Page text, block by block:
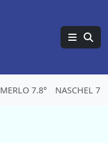
MERLO 7.8° NASCHEL